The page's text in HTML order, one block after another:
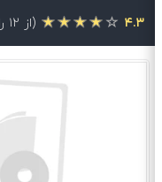
۴.۳ (از ۱۲ رای)